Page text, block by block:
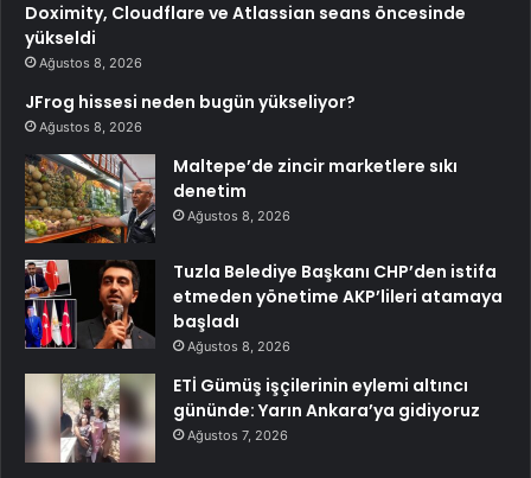
Doximity, Cloudflare ve Atlassian seans öncesinde
yükseldi
Ağustos 8, 2026
JFrog hissesi neden bugün yükseliyor?
Ağustos 8, 2026
Maltepe’de zincir marketlere sıkı
denetim
Ağustos 8, 2026
Tuzla Belediye Başkanı CHP’den istifa
etmeden yönetime AKP’lileri atamaya
başladı
Ağustos 8, 2026
ETİ Gümüş işçilerinin eylemi altıncı
gününde: Yarın Ankara’ya gidiyoruz
Ağustos 7, 2026